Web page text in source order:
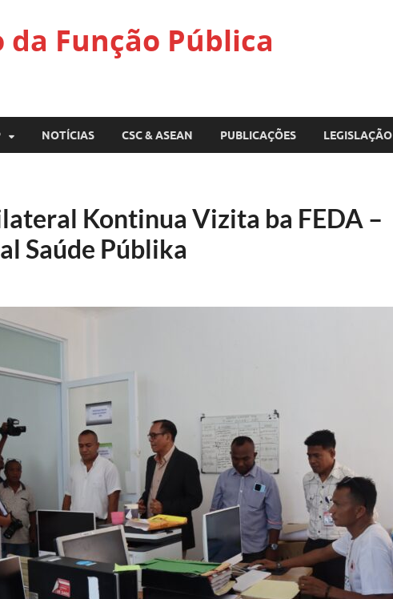
da Função Pública
NOTÍCIAS CSC & ASEAN PUBLICAÇÕES LEGISLAÇÃO
Kontinua Vizita ba FEDA –
Saúde Públika